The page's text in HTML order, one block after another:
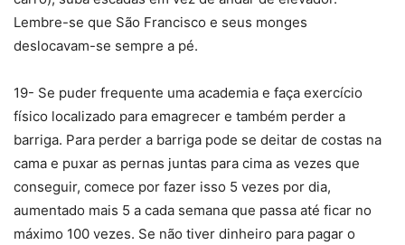
Lembre-se que São Francisco e seus monges
deslocavam-se sempre a pé.
19- Se puder frequente uma academia e faça exercício
físico localizado para emagrecer e também perder a
barriga. Para perder a barriga pode se deitar de costas na
cama e puxar as pernas juntas para cima as vezes que
conseguir, comece por fazer isso 5 vezes por dia,
aumentado mais 5 a cada semana que passa até ficar no
máximo 100 vezes. Se não tiver dinheiro para pagar o